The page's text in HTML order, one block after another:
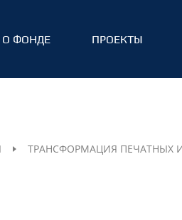
О ФОНДЕ ПРОЕКТЫ
ТРАНСФОРМАЦИЯ ПЕЧАТНЫХ